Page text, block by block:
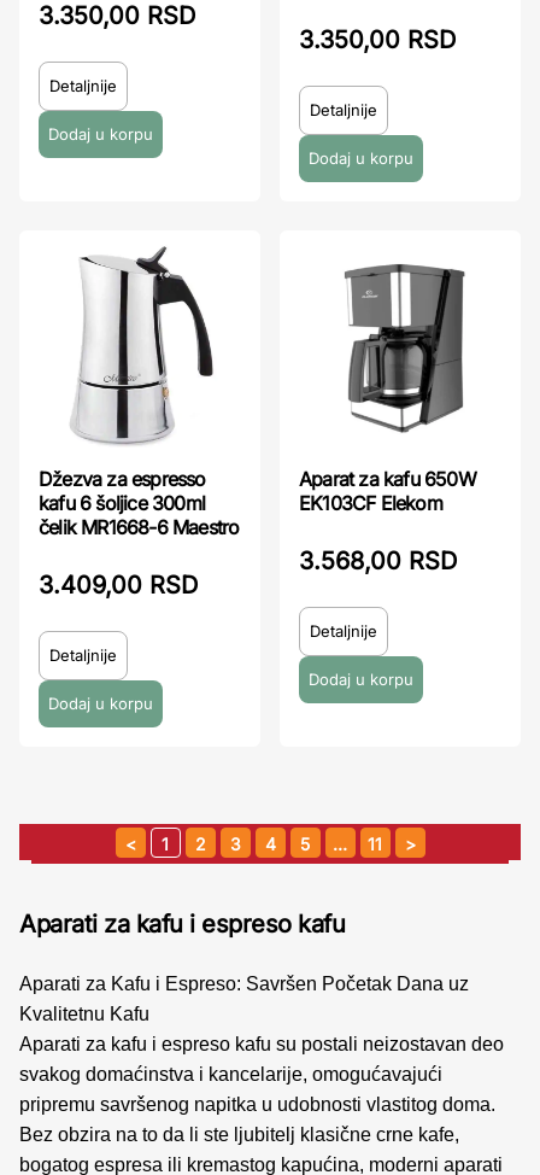
3.350,00 RSD
Detaljnije
3.350,00 RSD
Detaljnije
Džezva za espresso
kafu 6 šoljice 300ml
čelik MR1668-6 Maestro
3.409,00 RSD
Detaljnije
Aparat za kafu 650W
EK103CF Elekom
3.568,00 RSD
Detaljnije
1 2 3 4 5 … 11
Aparati za kafu i espreso kafu
Aparati za Kafu i Espreso: Savršen Početak Dana uz
Kvalitetnu Kafu
Aparati za kafu i espreso kafu su postali neizostavan deo
svakog domaćinstva i kancelarije, omogućavajući
pripremu savršenog napitka u udobnosti vlastitog doma.
Bez obzira na to da li ste ljubitelj klasične crne kafe,
bogatog espresa ili kremastog kapućina, moderni aparati